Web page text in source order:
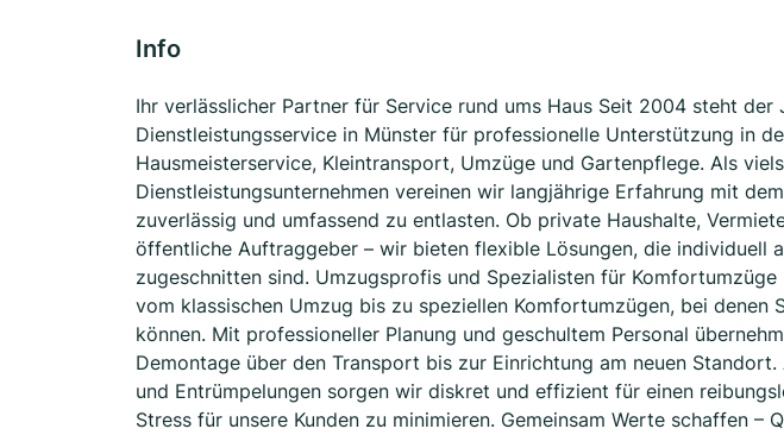
Info
Ihr verlässlicher Partner für Service rund ums Haus Seit 2004 steht
Dienstleistungsservice in Münster für professionelle Unterstützung in
Hausmeisterservice, Kleintransport, Umzüge und Gartenpflege. Als
Dienstleistungsunternehmen vereinen wir langjährige Erfahrung mit
zuverlässig und umfassend zu entlasten. Ob private Haushalte,
öffentliche Auftraggeber – wir bieten flexible Lösungen, die individuell
zugeschnitten sind. Umzugsprofis und Spezialisten für
vom klassischen Umzug bis zu speziellen Komfortumzügen, bei denen
können. Mit professioneller Planung und geschultem Personal
Demontage über den Transport bis zur Einrichtung am neuen
und Entrümpelungen sorgen wir diskret und effizient für einen
Stress für unsere Kunden zu minimieren. Gemeinsam Werte schaffen –